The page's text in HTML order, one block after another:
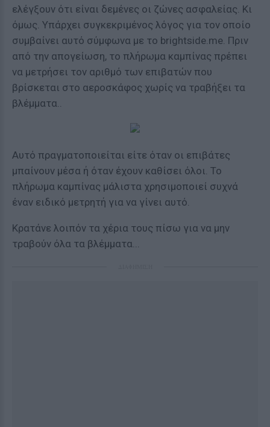
ελέγξουν ότι είναι δεμένες οι ζώνες ασφαλείας. Κι
όμως. Υπάρχει συγκεκριμένος λόγος για τον οποίο
συμβαίνει αυτό σύμφωνα με το brightside.me. Πριν
από την απογείωση, το πλήρωμα καμπίνας πρέπει
να μετρήσει τον αριθμό των επιβατών που
βρίσκεται στο αεροσκάφος χωρίς να τραβήξει τα
βλέμματα..
Αυτό πραγματοποιείται είτε όταν οι επιβάτες
μπαίνουν μέσα ή όταν έχουν καθίσει όλοι. Το
πλήρωμα καμπίνας μάλιστα χρησιμοποιεί συχνά
έναν ειδικό μετρητή για να γίνει αυτό.
Κρατάνε λοιπόν τα χέρια τους πίσω για να μην
τραβούν όλα τα βλέμματα...